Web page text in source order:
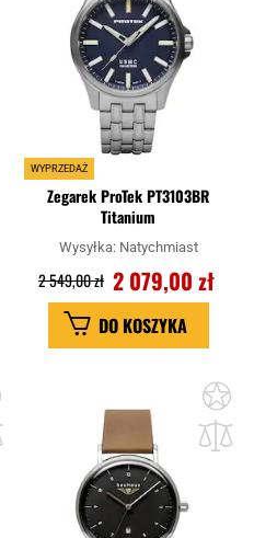
WYPRZEDAŻ
Zegarek ProTek PT3103BR
Titanium
Wysyłka: Natychmiast
2 079,00 zł
2 549,00 zł
DO KOSZYKA
do
schowka
do